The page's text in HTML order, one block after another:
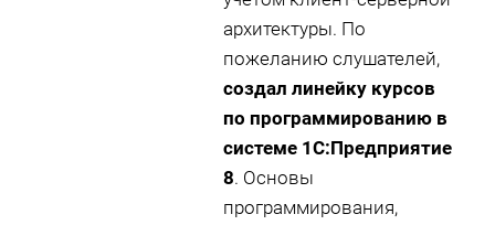
архитектуры. По
пожеланию слушателей,
создал линейку курсов
по программированию в
системе 1С:Предприятие
8. Основы
программирования,